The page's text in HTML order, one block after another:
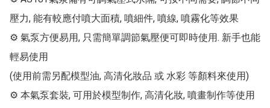
壓力, 能有較應付噴大面積, 噴細件, 噴線, 噴霧化等效果
⚙ 氣泵方便易用, 只需簡單調節氣壓便可即時使用. 新手也能
輕易使用
(使用前需另配模型油, 高清化妝品 或 水彩 等顏料來使用)
⚙ 本氣泵套裝, 可用於模型制作, 高清化妝, 噴畫制作等使用